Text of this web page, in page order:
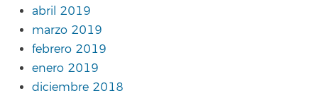
abril 2019
marzo 2019
febrero 2019
enero 2019
diciembre 2018